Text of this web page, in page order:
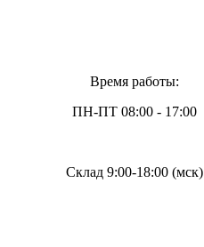
Время работы:
ПН-ПТ 08:00 - 17:00
Склад 9:00-18:00 (мск)